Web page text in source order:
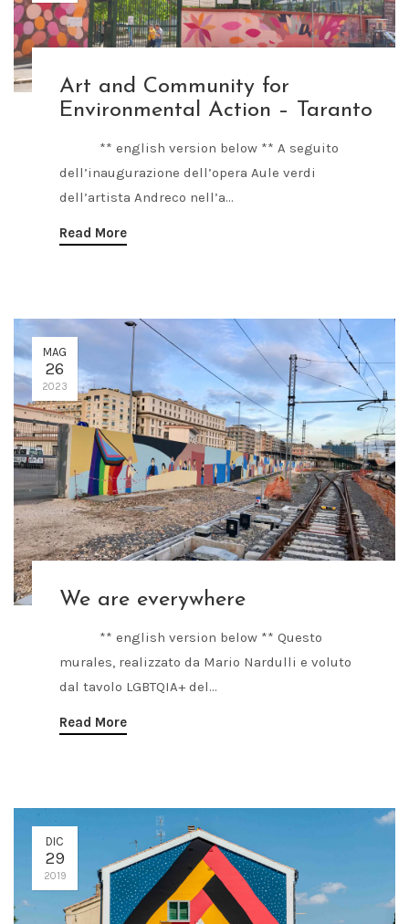
Art and Community for
Environmental Action – Taranto
** english version below ** A seguito
dell’inaugurazione dell’opera Aule verdi
dell’artista Andreco nell’a...
Read More
MAG
26
2023
We are everywhere
** english version below ** Questo
murales, realizzato da Mario Nardulli e voluto
dal tavolo LGBTQIA+ del...
Read More
DIC
29
2019